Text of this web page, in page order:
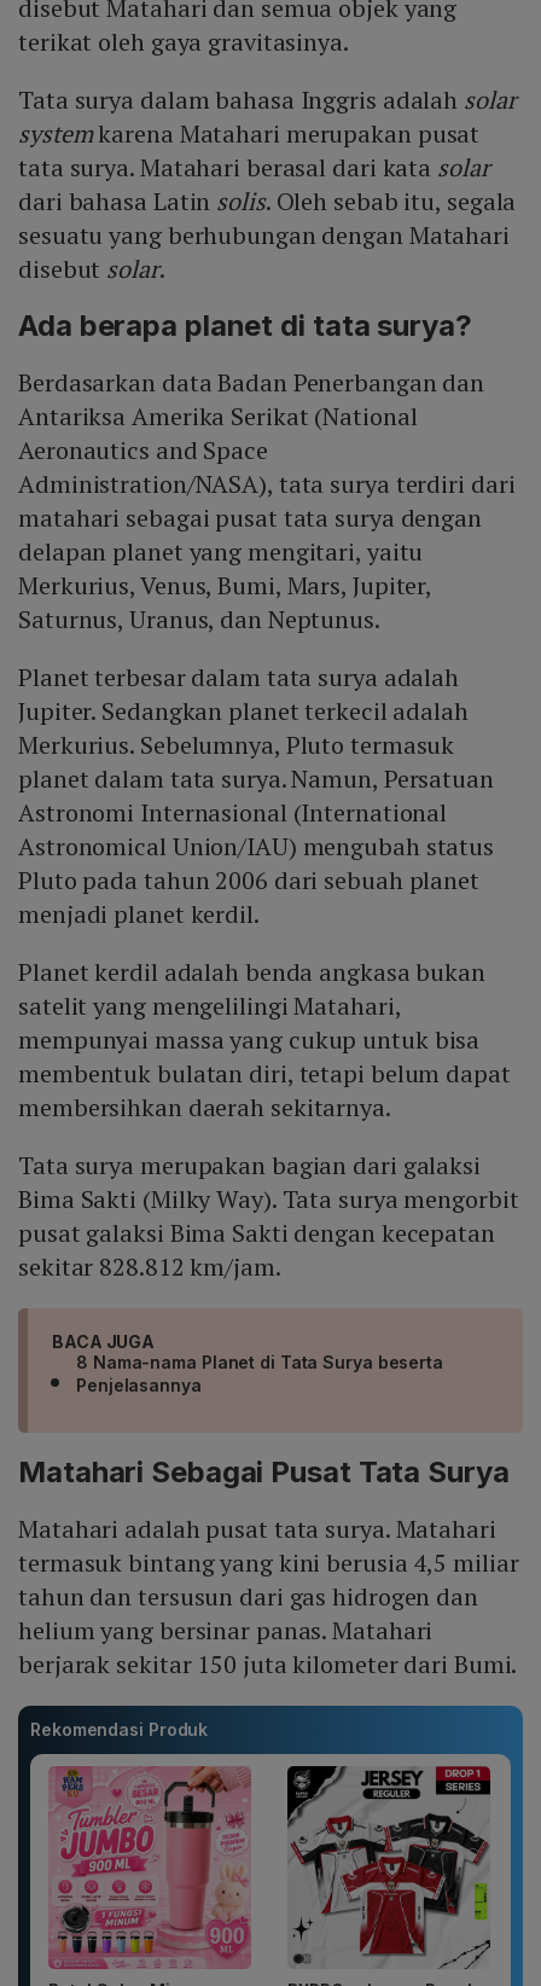
disebut Matahari dan semua objek yang
terikat oleh gaya gravitasinya.
Tata surya dalam bahasa Inggris adalah solar
systemkarena Matahari merupakan pusat
tata surya. Matahari berasal dari kata solar
dari bahasa Latin solis. Oleh sebab itu, segala
sesuatu yang berhubungan dengan Matahari
disebut solar.
Ada berapa planet di tata surya?
Berdasarkan data Badan Penerbangan dan
Antariksa Amerika Serikat (National
Aeronautics and Space
Administration/NASA), tata surya terdiri dari
matahari sebagai pusat tata surya dengan
delapan planet yang mengitari, yaitu
Merkurius, Venus, Bumi, Mars, Jupiter,
Saturnus, Uranus, dan Neptunus.
Planet terbesar dalam tata surya adalah
Jupiter. Sedangkan planet terkecil adalah
Merkurius. Sebelumnya, Pluto termasuk
planet dalam tata surya. Namun, Persatuan
Astronomi Internasional (International
Astronomical Union/IAU) mengubah status
Pluto pada tahun 2006 dari sebuah planet
menjadi planet kerdil.
Planet kerdil adalah benda angkasa bukan
satelit yang mengelilingi Matahari,
mempunyai massa yang cukup untuk bisa
membentuk bulatan diri, tetapi belum dapat
membersihkan daerah sekitarnya.
Tata surya merupakan bagian dari galaksi
Bima Sakti (Milky Way). Tata surya mengorbit
pusat galaksi Bima Sakti dengan kecepatan
sekitar 828.812 km/jam.
BACA JUGA
8 Nama-nama Planet di Tata Surya beserta
Penjelasannya
Matahari Sebagai Pusat Tata Surya
Matahari adalah pusat tata surya. Matahari
termasuk bintang yang kini berusia 4,5 miliar
tahun dan tersusun dari gas hidrogen dan
helium yang bersinar panas. Matahari
berjarak sekitar 150 juta kilometer dari Bumi.
Rekomendasi Produk